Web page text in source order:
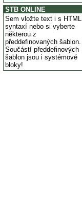
STB ONLINE
Sem vložte text i s HTML
syntaxí nebo si vyberte
některou z
předdefinovaných šablon.
Součástí předdefinových
šablon jsou i systémové
bloky!